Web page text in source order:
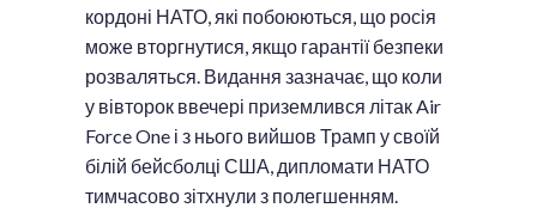
кордоні НАТО, які побоюються, що росія
може вторгнутися, якщо гарантії безпеки
розваляться. Видання зазначає, що коли
у вівторок ввечері приземлився літак Air
Force One і з нього вийшов Трамп у своїй
білій бейсболці США, дипломати НАТО
тимчасово зітхнули з полегшенням.